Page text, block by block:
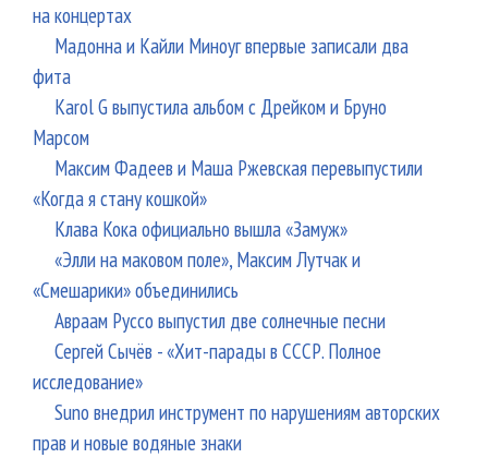
на концертах
Мадонна и Кайли Миноуг впервые записали два
фита
Karol G выпустила альбом с Дрейком и Бруно
Марсом
Максим Фадеев и Маша Ржевская перевыпустили
«Когда я стану кошкой»
Клава Кока официально вышла «Замуж»
«Элли на маковом поле», Максим Лутчак и
«Смешарики» объединились
Авраам Руссо выпустил две солнечные песни
Сергей Сычёв - «Хит-парады в СССР. Полное
исследование»
Suno внедрил инструмент по нарушениям авторских
прав и новые водяные знаки